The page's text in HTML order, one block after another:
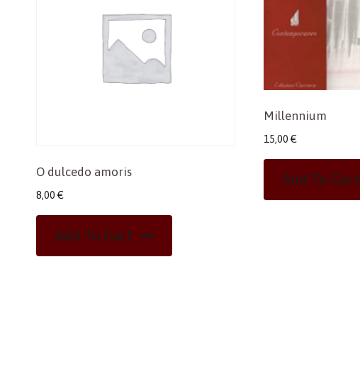
O dulcedo amoris
8,00 €
Add To Cart
Millennium
15,00 €
Add To Cart